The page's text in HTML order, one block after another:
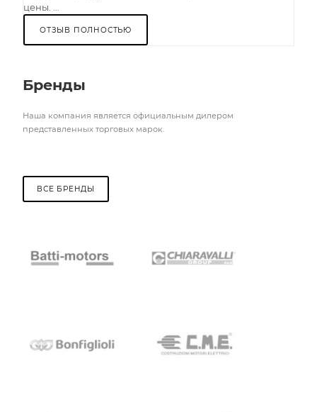
цены. ...
ОТЗЫВ ПОЛНОСТЬЮ
Бренды
Наша компания является официальным дилером
представленных торговых марок.
ВСЕ БРЕНДЫ